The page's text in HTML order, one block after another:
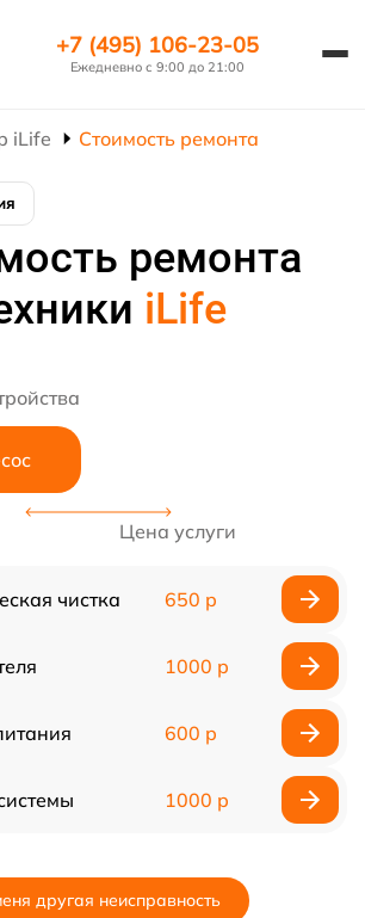
+7 (495) 106-23-05
Ежедневно с 9:00 до 21:00
iLife Стоимость ремонта
ремонта
iLife
Цена услуги
чистка 650 р
1000 р
600 р
1000 р
другая неисправность